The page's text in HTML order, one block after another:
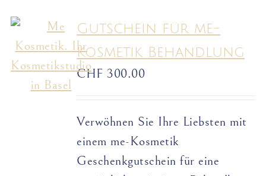
Gutschein für me-
Kosmetik Behandlung
CHF 300.00
Verwöhnen Sie Ihre Liebsten mit
einem me-Kosmetik
Geschenkgutschein für eine